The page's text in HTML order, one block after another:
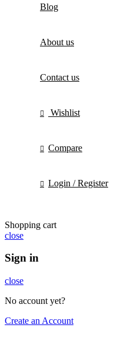
Blog
About us
Contact us
Wishlist
Compare
Login / Register
Shopping cart
close
Sign in
close
No account yet?
Create an Account